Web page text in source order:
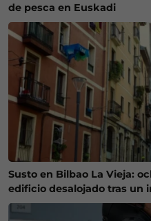
de pesca en Euskadi
Susto en Bilbao La Vieja:
edificio desalojado tras un